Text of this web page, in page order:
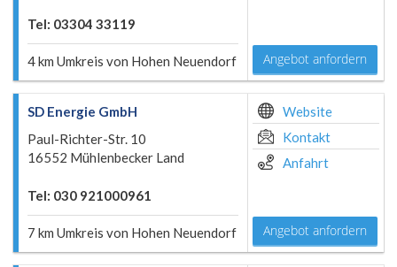
Tel: 03304 33119
4 km Umkreis von Hohen Neuendorf Angebot anfordern
SD Energie GmbH
Paul-Richter-Str. 10
16552 Mühlenbecker Land
Tel: 030 921000961
7 km Umkreis von Hohen Neuendorf
Website
Kontakt
Anfahrt
Angebot anfordern